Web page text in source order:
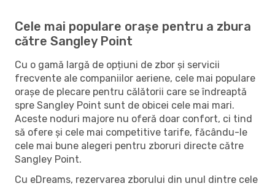
Cele mai populare orașe pentru a zbura
către Sangley Point
Cu o gamă largă de opțiuni de zbor și servicii
frecvente ale companiilor aeriene, cele mai populare
orașe de plecare pentru călătorii care se îndreaptă
spre Sangley Point sunt de obicei cele mai mari.
Aceste noduri majore nu oferă doar confort, ci tind
să ofere și cele mai competitive tarife, făcându-le
cele mai bune alegeri pentru zboruri directe către
Sangley Point.
Cu eDreams, rezervarea zborului din unul dintre cele